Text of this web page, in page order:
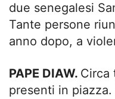
due senegalesi
Tante persone
anno dopo, a
PAPE DIAW. Circa
presenti in piazza.